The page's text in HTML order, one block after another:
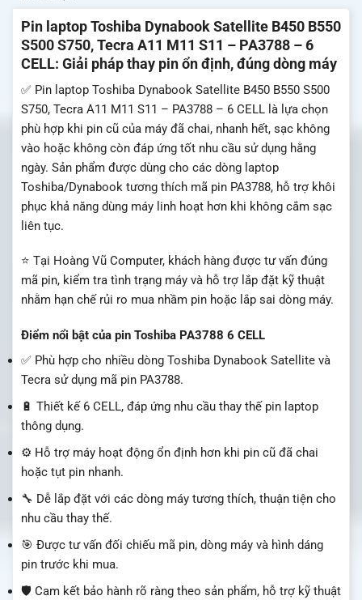
Pin laptop Toshiba Dynabook Satellite B450 B550
S500 S750, Tecra A11 M11 S11 – PA3788 – 6
CELL: Giải pháp thay pin ổn định, đúng dòng máy
✅ Pin laptop Toshiba Dynabook Satellite B450 B550 S500
S750, Tecra A11 M11 S11 – PA3788 – 6 CELL là lựa chọn
phù hợp khi pin cũ của máy đã chai, nhanh hết, sạc không
vào hoặc không còn đáp ứng tốt nhu cầu sử dụng hằng
ngày. Sản phẩm được dùng cho các dòng laptop
Toshiba/Dynabook tương thích mã pin PA3788, hỗ trợ khôi
phục khả năng dùng máy linh hoạt hơn khi không cắm sạc
liên tục.
⭐ Tại Hoàng Vũ Computer, khách hàng được tư vấn đúng
mã pin, kiểm tra tình trạng máy và hỗ trợ lắp đặt kỹ thuật
nhằm hạn chế rủi ro mua nhầm pin hoặc lắp sai dòng máy.
Điểm nổi bật của pin Toshiba PA3788 6 CELL
✅ Phù hợp cho nhiều dòng Toshiba Dynabook Satellite và
Tecra sử dụng mã pin PA3788.
🔋 Thiết kế 6 CELL, đáp ứng nhu cầu thay thế pin laptop
thông dụng.
⚙️ Hỗ trợ máy hoạt động ổn định hơn khi pin cũ đã chai
hoặc tụt pin nhanh.
🔧 Dễ lắp đặt với các dòng máy tương thích, thuận tiện cho
nhu cầu thay thế.
🎯 Được tư vấn đối chiếu mã pin, dòng máy và hình dáng
pin trước khi mua.
🛡️ Cam kết bảo hành rõ ràng theo sản phẩm, hỗ trợ kỹ thuật